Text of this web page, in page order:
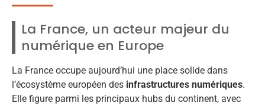
La France, un acteur majeur du
numérique en Europe
La France occupe aujourd’hui une place solide dans
l’écosystème européen des infrastructures numériques.
Elle figure parmi les principaux hubs du continent, avec